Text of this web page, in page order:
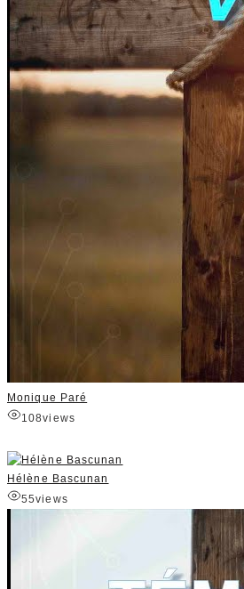
Monique Paré
108views
Hélène Bascunan
55views